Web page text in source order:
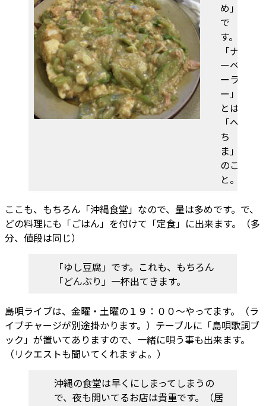
め」
で
す。
「ナ
ーベ
ーラ
ー」
とは
「へ
ち
ま」
のこ
と。
ここも、もちろん「沖縄食堂」なので、量は多めです。で、
どの料理にも「ごはん」を付けて「定食」に出来ます。（多
分、値段は同じ）
「ゆし豆腐」です。これも、もちろん
「どんぶり」一杯出てきます。
島唄ライブは、金曜・土曜の１９：００～やってます。（ラ
イブチャージが別途掛かります。）テーブルに「島唄歌詞ブ
ック」が置いてありますので、一緒に唄う事も出来ます。
（リクエストも聞いてくれますよ。）
沖縄の食堂は早くにしまってしまうの
で、夜も開いてるお店は貴重です。（居